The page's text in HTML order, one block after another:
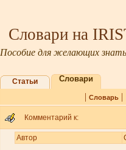
Словари на
Пособие для желающих
Статьи Словари
| Словарь|
Комментарий к:
Автор